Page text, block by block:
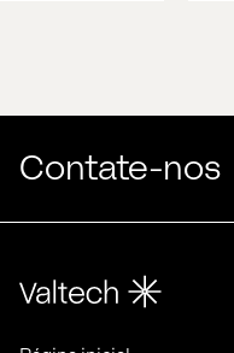
Contate-nos